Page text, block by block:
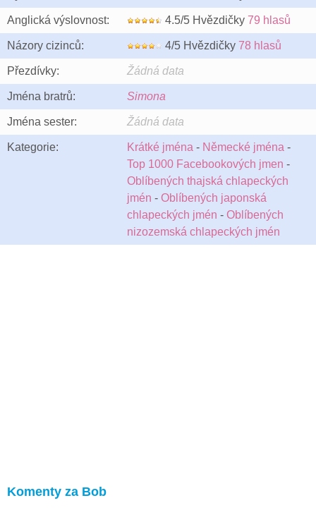
Anglická výslovnost: 4.5/5 Hvězdičky 79 hlasů
Názory cizinců: 4/5 Hvězdičky 78 hlasů
Přezdívky: Žádná data
Jména bratrů: Simona
Jména sester: Žádná data
Kategorie: Krátké jména - Německé jména -
Top 1000 Facebookových jmen -
Oblíbených thajská chlapeckých
jmén - Oblíbených japonská
chlapeckých jmén - Oblíbených
nizozemská chlapeckých jmén
Komenty za Bob